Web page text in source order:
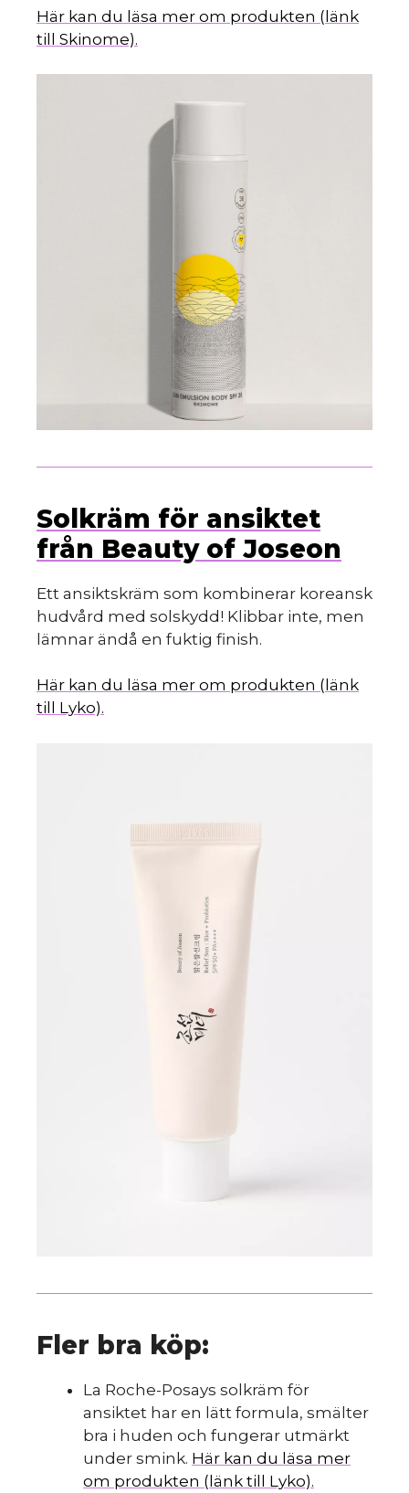
Här kan du läsa mer om produkten (länk
till Skinome).
Solkräm för ansiktet
från Beauty of Joseon
Ett ansiktskräm som kombinerar koreansk
hudvård med solskydd! Klibbar inte, men
lämnar ändå en fuktig finish.
Här kan du läsa mer om produkten (länk
till Lyko).
Fler bra köp:
La Roche-Posays solkräm för
ansiktet har en lätt formula, smälter
bra i huden och fungerar utmärkt
under smink. Här kan du läsa mer
om produkten (länk till Lyko).